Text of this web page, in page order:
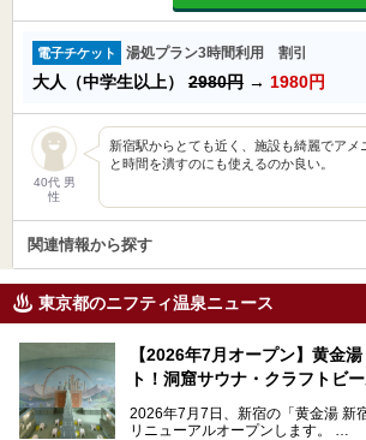
電子チケット 湯処プラン3時間利用 割引
大人（中学生以上） 2980円 → 1980円
40代 男
性
新宿駅からとても近く、施設も綺麗でアメ
と時間を潰すのにも使えるのか良い。
関連情報から探す
東京都のニフティ温泉ニュース
【2026年7月オープン】黄金
ト！洞窟サウナ・クラフトビ
2026年7月7日、新宿の「黄金湯 新
リニューアルオープンします。